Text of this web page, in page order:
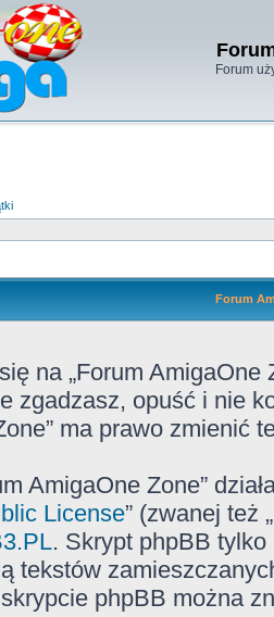
Forum
Forum
na „Forum
zgadzasz, opuść i nie
ma prawo zmienić
AmigaOne Zone”
License” (zwanej też
. Skrypt phpBB tylko
tekstów
phpBB można